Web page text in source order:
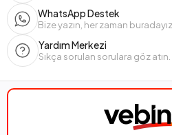
WhatsApp Destek
Bize yazın, her zaman
Yardım Merkezi
Sıkça sorulan sorulara göz atın.